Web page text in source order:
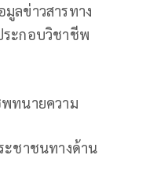
ลข่าวสารทาง
ระกอบวิชาชีพ
ทนายความ
ะชาชนทางด้าน